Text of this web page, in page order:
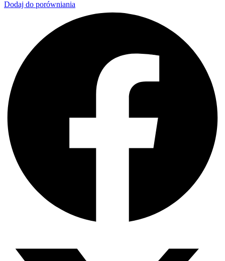
Dodaj do porówniania